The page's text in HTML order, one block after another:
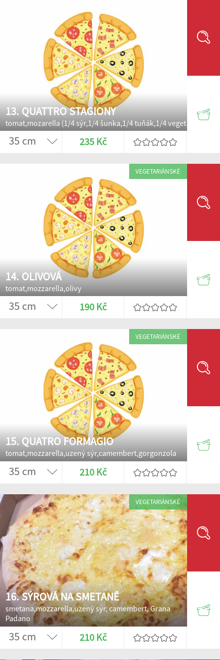
13. QUATTRO STAGIONY
tomat,mozarella (1/4 sýr,1/4 šunka,1/4 tuňák,1/4 veget
235 Kč
VEGETARIÁNSKÉ
14. OLIVOVÁ
tomat,mozzarella,olivy
190 Kč
VEGETARIÁNSKÉ
15. QUATRO FORMAGIO
tomat,mozzarella,uzený sýr,camembert,gorgonzola
210 Kč
VEGETARIÁNSKÉ
16. SÝROVÁ NA SMETANĚ
smetana,mozzarella,uzený sýr, camembert, Grana
Padano
210 Kč